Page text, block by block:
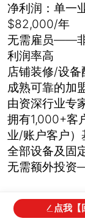
净利润：单一
$82,000/年
无需雇员——
利润率高
店铺装修/设备
成熟可靠的加
由资深行业专
拥有1,000+客
业/账户客户）
全部设备及固
无需额外投资
适合人群点我【